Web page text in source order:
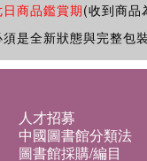
商品鑑賞期(收到商品
是全新狀態與完整包
人才招募
中國圖書館分類法
圖書館採購/編目